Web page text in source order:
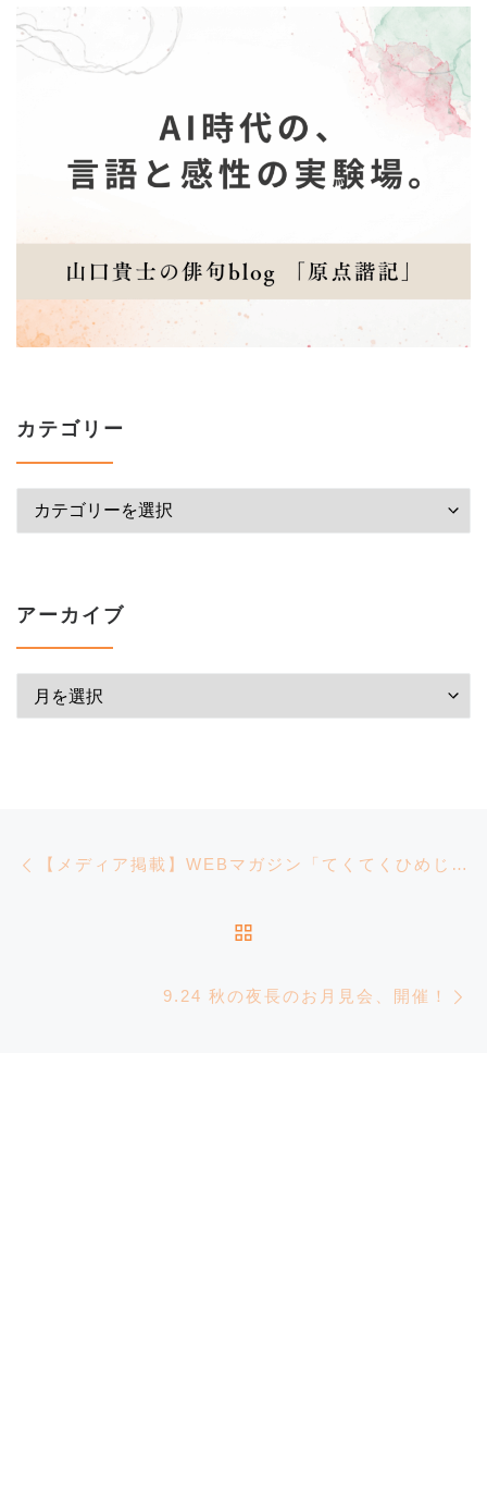
カテゴリー
カテゴリー
アーカイブ
アーカイブ
投稿ナビゲーション 【メディア掲載】WEBマガジン「てくてくひめじ」に掲載して頂きました！
9.24 秋の夜長のお月見会、開催！